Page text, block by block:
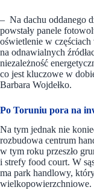
– Na dachu oddanego
powstały panele
oświetlenie w
na odnawialnych
niezależność
co jest kluczowe w
Barbara Wojdełko.
Po Toruniu pora na
Na tym jednak nie
rozbudowa centrum
w tym roku przeszło
i strefy food court. W
ma park handlowy,
wielkopowierzchniowe.